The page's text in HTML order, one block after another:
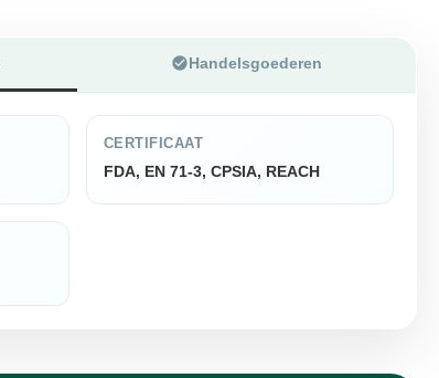
Handelsgoederen
CERTIFICAAT
FDA, EN 71-3, CPSIA, REACH